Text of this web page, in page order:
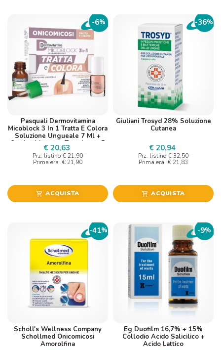
-6%
Pasquali Dermovitamina
Micoblock 3 In 1 Tratta E Colora
Soluzione Ungueale 7 Ml +
Smalto Idratante Traspirante 5
Ml
€ 20,63
Prz. listino € 21,90
Prima era € 21,90
shopping_cart ACQUISTA
-36%
Giuliani Trosyd 28% Soluzione
Cutanea
€ 20,94
Prz. listino € 32,50
Prima era € 21,83
shopping_cart ACQUISTA
-41%
Scholl's Wellness Company
Schollmed Onicomicosi
Amorolfina
-9%
Eg Duofilm 16,7% + 15%
Collodio Acido Salicilico +
Acido Lattico